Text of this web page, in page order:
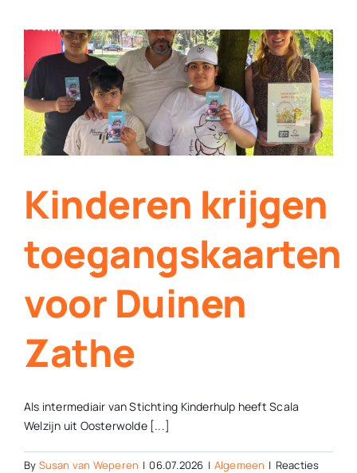
Werken bij Streekomroep ‘De Werven’
Contact
Plaats je eigen nieuws
Kinderen krijgen
toegangskaarten
voor Duinen
Zathe
Als intermediair van Stichting Kinderhulp heeft Scala
Welzijn uit Oosterwolde [...]
By Susan van Weperen | 06.07.2026 | Algemeen | Reacties